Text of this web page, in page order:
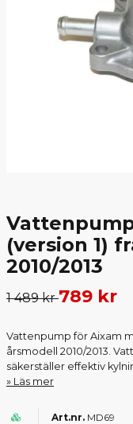
(version 1)
2010/2013
1 489 kr789 kr
Vattenpump för Aixam
årsmodell 2010/2013.
säkerställer effektiv
Läs mer
MD69